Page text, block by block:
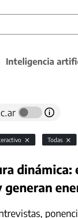
Inteligencia
Todas
dinámica:
generan